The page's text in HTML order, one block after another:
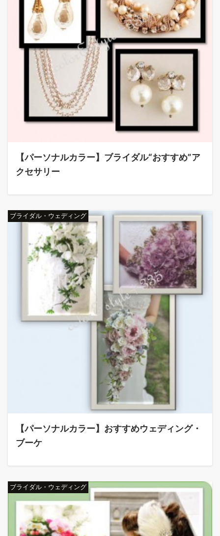
【パーソナルカラー】ブライダル“おすすめ”ア
クセサリー
ブライダル・ウェディング
【パーソナルカラー】おすすめウェディング・
ブーケ
ブライダル・ウェディング